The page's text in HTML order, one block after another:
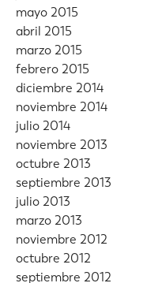
mayo 2015
abril 2015
marzo 2015
febrero 2015
diciembre 2014
noviembre 2014
julio 2014
noviembre 2013
octubre 2013
septiembre 2013
julio 2013
marzo 2013
noviembre 2012
octubre 2012
septiembre 2012